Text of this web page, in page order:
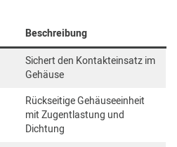
Beschreibung
Sichert den Kontakteinsatz im
Gehäuse
Rückseitige Gehäuseeinheit
mit Zugentlastung und
Dichtung